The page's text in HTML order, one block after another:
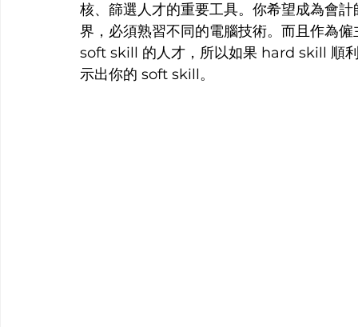
核、篩選人才的重要工具。你希望成為會
界，必須熟習不同的電腦技術。而且作為
soft skill 的人才，所以如果 hard skill 順
示出你的 soft skill。